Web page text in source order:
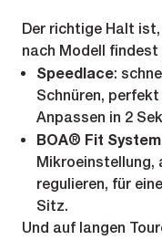
Der richtige Halt
nach Modell findest
Speedlace:
Schnüren,
Anpassen in 2
BOA® Fit
Mikroeinstellung,
regulieren, für
Sitz.
Und auf langen